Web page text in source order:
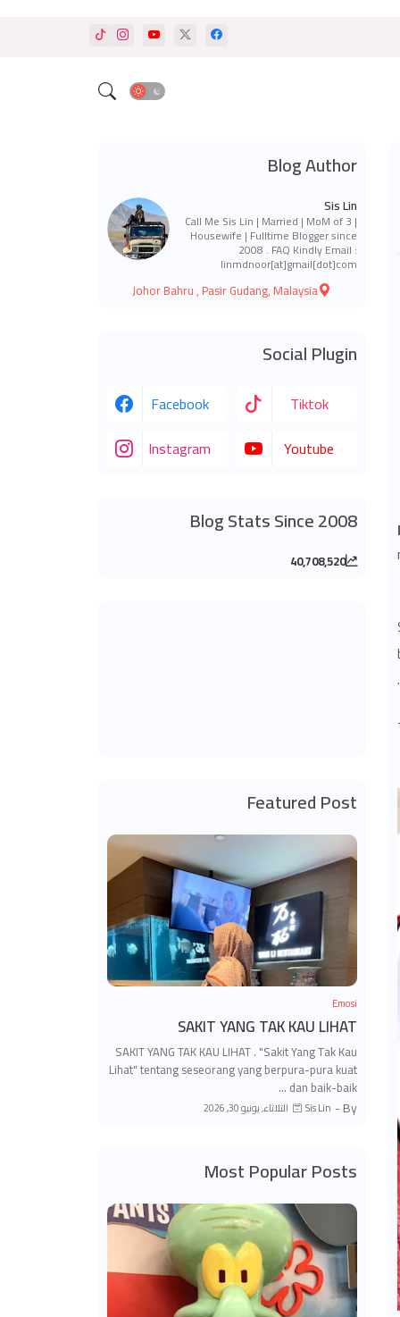
Blog Author
Sis Lin
Call Me Sis Lin | Married | MoM of 3 |
Housewife | Fulltime Blogger since
2008 . FAQ Kindly Email :
linmdnoor[at]gmail[dot]com
Johor Bahru , Pasir Gudang, Malaysia
Social Plugin
Facebook
Tiktok
Instagram
Youtube
Blog Stats Since 2008
40,708,520
Featured Post
Emosi
SAKIT YANG TAK KAU LIHAT
SAKIT YANG TAK KAU LIHAT . "Sakit Yang Tak Kau
Lihat" tentang seseorang yang berpura-pura kuat
dan baik-baik …
By -
Sis Lin الثلاثاء, يونيو 30, 2026
Most Popular Posts